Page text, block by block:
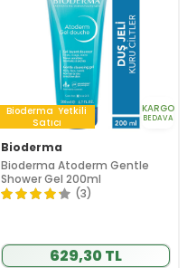
Bioderma Yetkili
Satıcı
KARGO
BEDAVA
Bioderma
Bioderma Atoderm Gentle
Shower Gel 200ml
(3)
629,30 TL